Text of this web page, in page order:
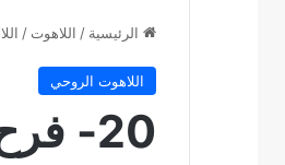
الرئيسية / اللاهوت /
اللاهوت الروحي
20- فرح حقيقي وفرح زائف